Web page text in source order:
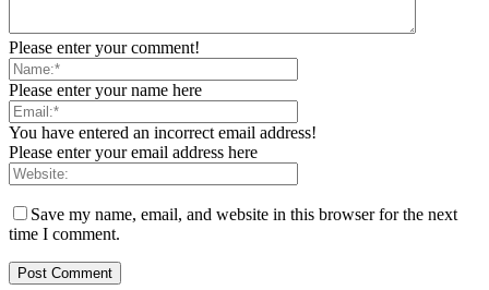
Please enter your comment!
Please enter your name here
You have entered an incorrect email address!
Please enter your email address here
Save my name, email, and website in this browser for the next
time I comment.